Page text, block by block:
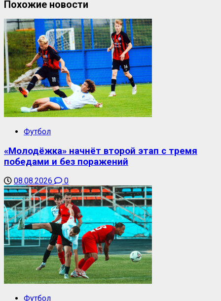
Похожие новости
Футбол
«Молодёжка» начнёт второй этап с тремя
победами и без поражений
08.08.2026 0
Футбол